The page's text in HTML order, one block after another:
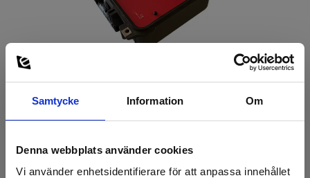
Samtycke Information Om
Denna webbplats använder cookies
Vi använder enhetsidentifierare för att anpassa innehållet